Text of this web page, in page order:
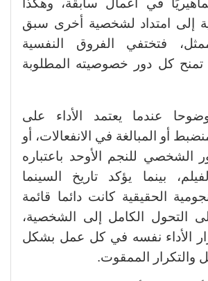
في أعمال سابقة، وهكذا
إلى امتداد لشخصية أخرى سبق
فتختفي الفروق النفسية
تمنح كل دور خصوصيته المطلوبة
عندما يعتمد الأداء على
أو المبالغة في الانفعالات، أو
الشخصي للنجم الأوحد باعتباره
بينما يؤكد تاريخ السينما
الحقيقية كانت دائما قائمة
التحول الكامل إلى الشخصية،
الأداء نفسه في كل عمل بشكل
والتكرار الممقوت.